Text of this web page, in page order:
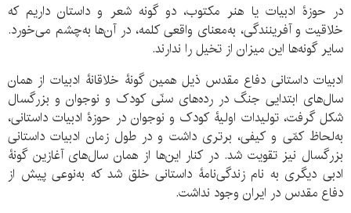
در حوزۀ ادبیات یا هنر مکتوب، دو گونه شعر و داستان داریم که
خلاقیت و آفرینندگی، به‌معنای واقعی کلمه، در آن‌ها به‌چشم می‌خورد.
سایر گونه‌ها این میزان از تخیل را ندارند.
ادبیات داستانی دفاع مقدس ذیل همین گونۀ خلاقانۀ ادبیات از همان
سال‌های ابتدایی جنگ در رده‌های سنّی کودک و نوجوان و بزرگسال
شکل گرفت، تولیدات اولیۀ کودک و نوجوان در حوزۀ ادبیات داستانی،
به‌لحاظ کمّی و کیفی، برتری داشت و در طول زمان ادبیات داستانی
بزرگسال نیز تقویت شد. در کنار این‌ها از همان سال‌های آغازین گونۀ
ادبی دیگری به نام زندگی‌نامۀ داستانی خلق شد که به‌نوعی پیش از
دفاع مقدس در ایران وجود نداشت.